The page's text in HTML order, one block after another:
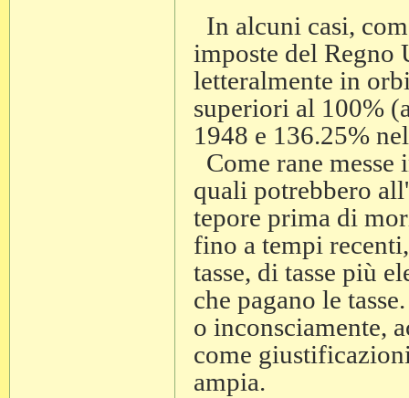
In alcuni casi,
imposte del Regno
letteralmente in
superiori al 100%
1948 e 136.25%
Come rane
quali potrebbero
tepore prima di
fino a tempi
tasse, di tasse più
che pagano le
o inconsciamente,
come
ampia.